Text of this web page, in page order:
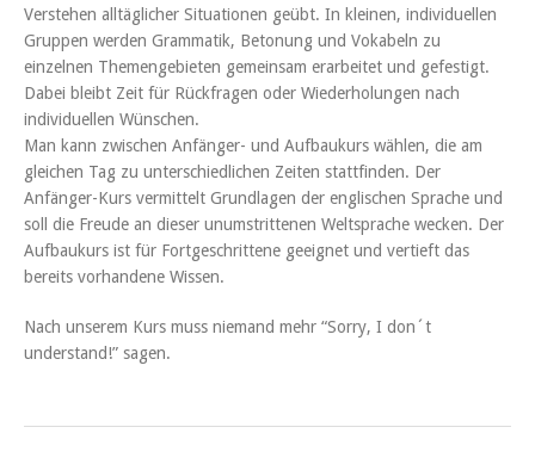
Verstehen alltäglicher Situationen geübt. In kleinen, individuellen
Gruppen werden Grammatik, Betonung und Vokabeln zu
einzelnen Themengebieten gemeinsam erarbeitet und gefestigt.
Dabei bleibt Zeit für Rückfragen oder Wiederholungen nach
individuellen Wünschen.
Man kann zwischen Anfänger- und Aufbaukurs wählen, die am
gleichen Tag zu unterschiedlichen Zeiten stattfinden. Der
Anfänger-Kurs vermittelt Grundlagen der englischen Sprache und
soll die Freude an dieser unumstrittenen Weltsprache wecken. Der
Aufbaukurs ist für Fortgeschrittene geeignet und vertieft das
bereits vorhandene Wissen.
Nach unserem Kurs muss niemand mehr “Sorry, I don´t
understand!” sagen.